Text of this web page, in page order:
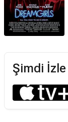
Şimdi İzle